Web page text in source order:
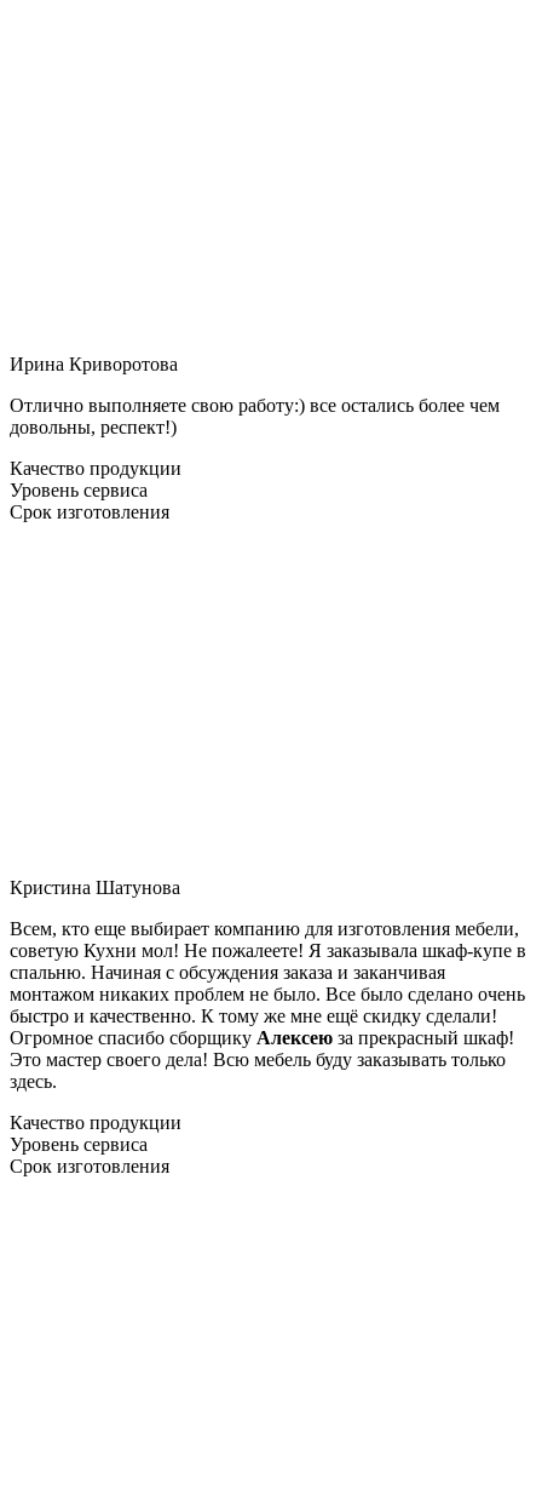
Ирина Криворотова
Отлично выполняете свою работу:) все остались более чем
довольны, респект!)
Качество продукции
Уровень сервиса
Срок изготовления
Кристина Шатунова
Всем, кто еще выбирает компанию для изготовления мебели,
советую Кухни мол! Не пожалеете! Я заказывала шкаф-купе в
спальню. Начиная с обсуждения заказа и заканчивая
монтажом никаких проблем не было. Все было сделано очень
быстро и качественно. К тому же мне ещё скидку сделали!
Огромное спасибо сборщику Алексею за прекрасный шкаф!
Это мастер своего дела! Всю мебель буду заказывать только
здесь.
Качество продукции
Уровень сервиса
Срок изготовления